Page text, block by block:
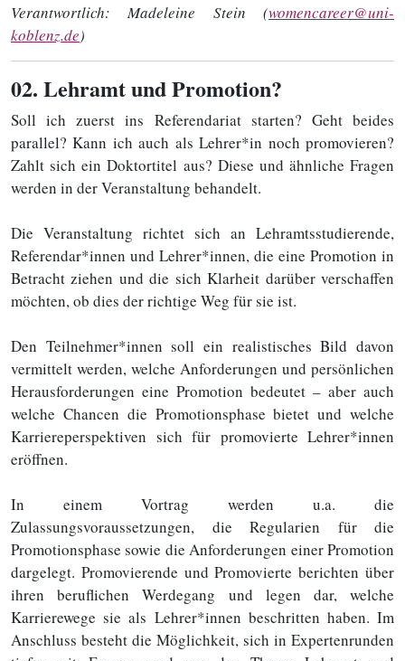
Verantwortlich: Madeleine Stein (womencareer@uni-
koblenz.de)
02. Lehramt und Promotion?
Soll ich zuerst ins Referendariat starten? Geht beides
parallel? Kann ich auch als Lehrer*in noch promovieren?
Zahlt sich ein Doktortitel aus? Diese und ähnliche Fragen
werden in der Veranstaltung behandelt.
Die Veranstaltung richtet sich an Lehramtsstudierende,
Referendar*innen und Lehrer*innen, die eine Promotion in
Betracht ziehen und die sich Klarheit darüber verschaffen
möchten, ob dies der richtige Weg für sie ist.
Den Teilnehmer*innen soll ein realistisches Bild davon
vermittelt werden, welche Anforderungen und persönlichen
Herausforderungen eine Promotion bedeutet – aber auch
welche Chancen die Promotionsphase bietet und welche
Karriereperspektiven sich für promovierte Lehrer*innen
eröffnen.
In einem Vortrag werden u.a. die
Zulassungsvoraussetzungen, die Regularien für die
Promotionsphase sowie die Anforderungen einer Promotion
dargelegt. Promovierende und Promovierte berichten über
ihren beruflichen Werdegang und legen dar, welche
Karrierewege sie als Lehrer*innen beschritten haben. Im
Anschluss besteht die Möglichkeit, sich in Expertenrunden